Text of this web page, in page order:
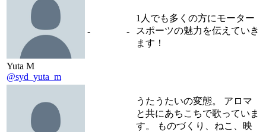
Yuta M
@syd_yuta_m
- -
1人でも多くの方にモーター
スポーツの魅力を伝えていき
ます！
うたうたいの変態。 アロマ
と共にあちこちで歌っていま
す。 ものづくり、ねこ、映